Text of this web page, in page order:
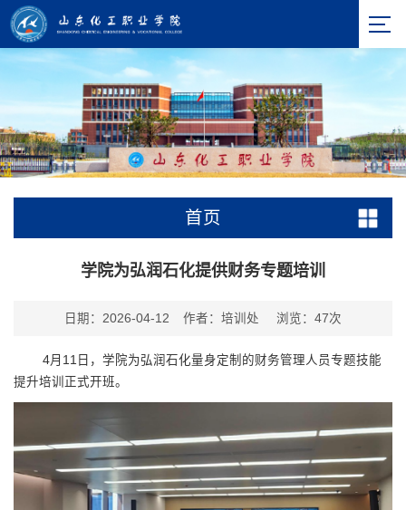
首页
学院为弘润石化提供财务专题培训
日期：2026-04-12 作者：培训处 浏览： 47次
4月11日，学院为弘润 石化量身定制的财务管理人员专题技能
提升培训正式开班。